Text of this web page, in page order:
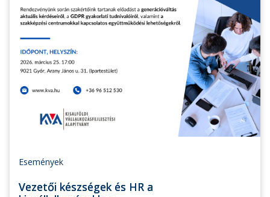
Események
Vezetői készségek és HR a